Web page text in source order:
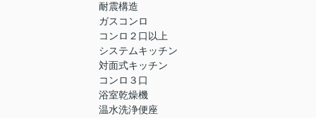
耐震構造
ガスコンロ
コンロ２口以上
システムキッチン
対面式キッチン
コンロ３口
浴室乾燥機
温水洗浄便座